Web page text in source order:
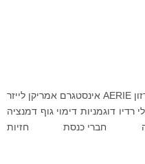
AERIE אינסטגרם אמריקן לייזר
רדיו דוגמניות דימוי גוף דמנציה
חברי כנסת חזיות